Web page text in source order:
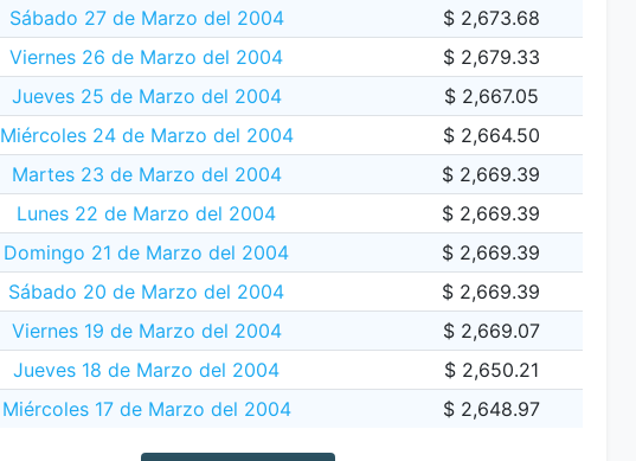
Sábado 27 de Marzo del 2004
$ 2,673.68
Viernes 26 de Marzo del 2004
$ 2,679.33
Jueves 25 de Marzo del 2004
$ 2,667.05
Miércoles 24 de Marzo del 2004
$ 2,664.50
Martes 23 de Marzo del 2004
$ 2,669.39
Lunes 22 de Marzo del 2004
$ 2,669.39
Domingo 21 de Marzo del 2004
$ 2,669.39
Sábado 20 de Marzo del 2004
$ 2,669.39
Viernes 19 de Marzo del 2004
$ 2,669.07
Jueves 18 de Marzo del 2004
$ 2,650.21
Miércoles 17 de Marzo del 2004
$ 2,648.97